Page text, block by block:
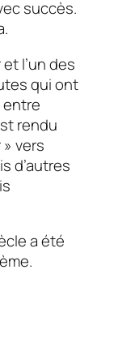
succès.
l’un des
qui ont
entre
rendu
vers
d’autres
a été